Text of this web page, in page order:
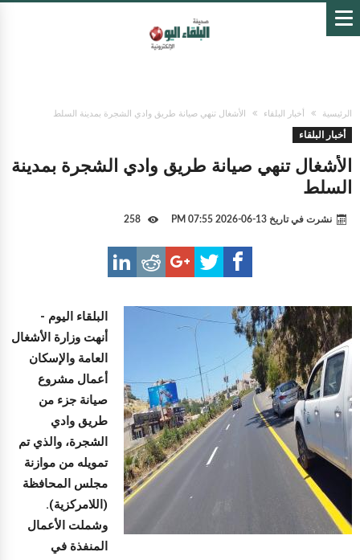
الرئيسية أخبار البلقاء الأشغال تنهي صيانة طريق وادي الشجرة بمدينة السلط
أخبار البلقاء
الأشغال تنهي صيانة طريق وادي الشجرة بمدينة
السلط
نشرت في تاريخ 13-06-2026 07:55 PM
البلقاء اليوم -
أنهت وزارة الأشغال
العامة والإسكان
أعمال مشروع
صيانة جزء من
طريق وادي
الشجرة، والذي تم
تمويله من موازنة
مجلس المحافظة
(اللامركزية).
​وشملت الأعمال
المنفذة في